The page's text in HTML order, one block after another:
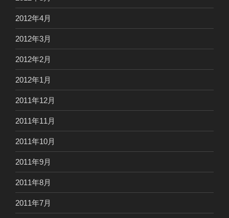
2012年4月
2012年3月
2012年2月
2012年1月
2011年12月
2011年11月
2011年10月
2011年9月
2011年8月
2011年7月